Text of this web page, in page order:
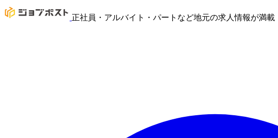
正社員・アルバイト・パートなど地元の求人情報が満載